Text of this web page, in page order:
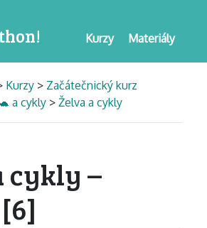
Materiály
Kurzy
Kurzy > Začátečnický kurz
a cykly > Želva a cykly
cykly –